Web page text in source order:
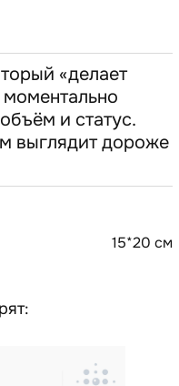
«делает
и статус.
выглядит дороже
15*20 см